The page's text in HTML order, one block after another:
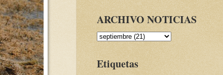
ARCHIVO NOTICIAS
Etiquetas